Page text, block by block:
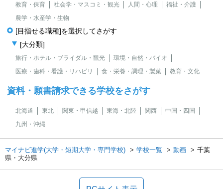
教育・保育 社会学・マスコミ・観光 人間・心理
福祉・介護
農学・水産学・生物
[目指せる職種]を選択してさがす
[大分類]
旅行・ホテル・ブライダル・観光
環境・自然・バイオ
医療・歯科・看護・リハビリ
食・栄養・調理・製菓 教育・文化
資料・願書請求できる学校をさがす
北海道 東北 関東・甲信越 東海・北陸 関西
中国・四国
九州・沖縄
マイナビ進学(大学・短期大学・専門学校) 学校一覧 動画
千葉
県・大分県